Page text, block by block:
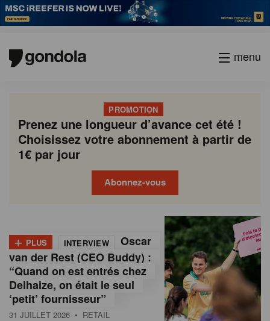
menu
PROMOTION
Prenez une longueur d’avance cet été !
Choisissez votre abonnement à partir de
1€ par jour
Abonnez-vous
o
n
d
o
+ PLUS INTERVIEW
Oscar
van der Rest (CEO Buddy) :
“Quand on est entrés chez
Delhaize, on était le seul
‘petit’ fournisseur”
31 JUILLET 2026 • RETAIL